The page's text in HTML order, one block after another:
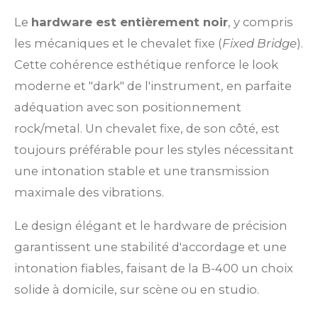
Le hardware est entièrement noir, y compris
les mécaniques et le chevalet fixe (Fixed Bridge).
Cette cohérence esthétique renforce le look
moderne et "dark" de l'instrument, en parfaite
adéquation avec son positionnement
rock/metal. Un chevalet fixe, de son côté, est
toujours préférable pour les styles nécessitant
une intonation stable et une transmission
maximale des vibrations.
Le design élégant et le hardware de précision
garantissent une stabilité d'accordage et une
intonation fiables, faisant de la B-400 un choix
solide à domicile, sur scène ou en studio.